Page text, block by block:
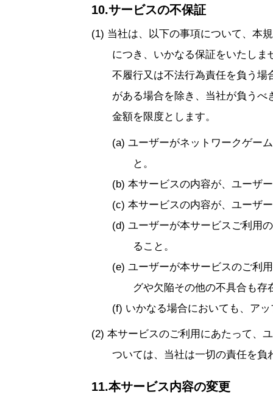
10.サービスの不保証
当社は、以下の事項について、本
につき、いかなる保証をいたし
不履行又は不法行為責任を負う
がある場合を除き、当社が負う
金額を限度とします。
ユーザーがネットワークゲー
と。
本サービスの内容が、ユーザ
本サービスの内容が、ユーザ
ユーザーが本サービスご利用
ること。
ユーザーが本サービスのご利
グや欠陥その他の不具合も存
いかなる場合においても、ア
本サービスのご利用にあたって、
ついては、当社は一切の責任を負
11.本サービス内容の変更